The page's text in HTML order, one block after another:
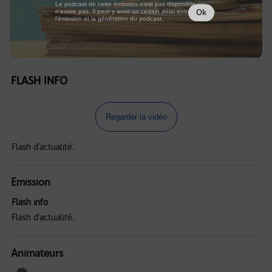
FLASH INFO
Regarder la vidéo
Flash d'actualité.
Emission
Flash info
Flash d'actualité.
Animateurs
Le podcast de cette émission n'est pas disponible ou
n'existe pas. Il peut y avoir un certain délai entre la fin de
l'émission et la génération du podcast.
Ok